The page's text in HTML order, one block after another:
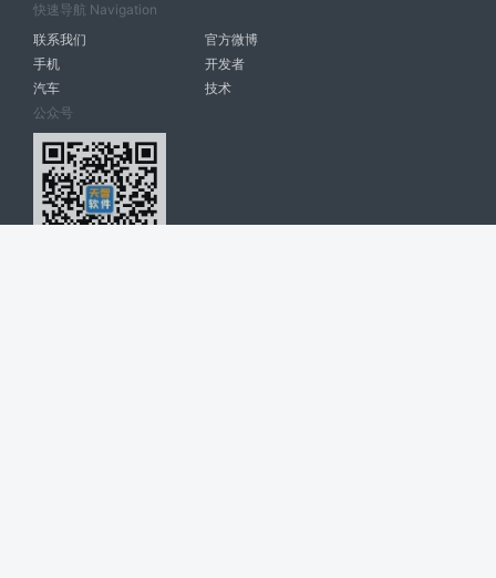
快速导航 Navigation
联系我们
官方微博
手机
开发者
汽车
技术
公众号